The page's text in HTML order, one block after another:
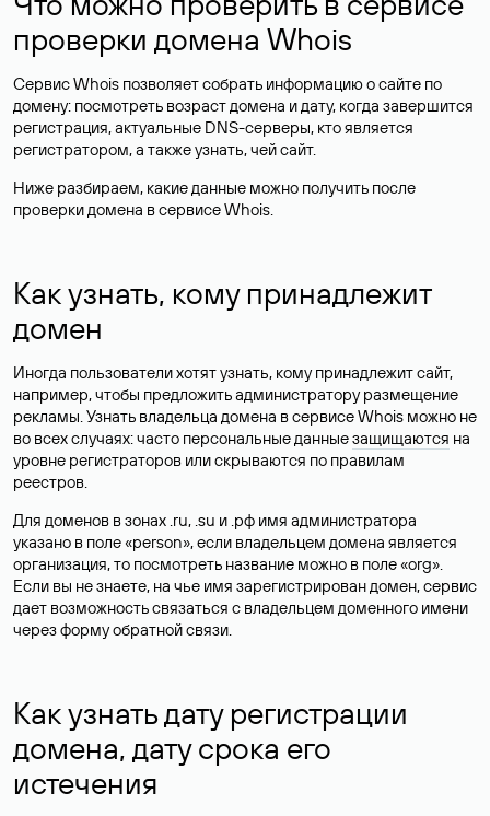
проверки домена Whois
Сервис Whois позволяет собрать информацию о сайте по
домену: посмотреть возраст домена и дату, когда завершится
регистрация, актуальные DNS-серверы, кто является
регистратором, а также узнать, чей сайт.
Ниже разбираем, какие данные можно получить после
проверки домена в сервисе Whois.
Как узнать, кому принадлежит
домен
Иногда пользователи хотят узнать, кому принадлежит сайт,
например, чтобы предложить администратору размещение
рекламы. Узнать владельца домена в сервисе Whois можно не
во всех случаях: часто персональные данныезащищаются на
уровне регистраторов или скрываются по правилам
реестров.
Для доменов в зонах .ru, .su и .рф имя администратора
указано в поле «person», если владельцем домена является
организация, то посмотреть название можно в поле «org».
Если вы не знаете, на чье имя зарегистрирован домен, сервис
дает возможность связаться с владельцем доменного имени
через форму обратной связи.
Как узнать дату регистрации
домена, дату срока его
истечения